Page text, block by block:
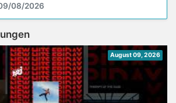
08/2026
August 09, 2026